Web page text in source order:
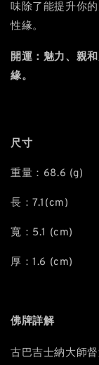
味除了能提升你
性緣。
開運： 魅力、親
緣。
尺寸
重量：68.6 (g)
長：7.1(cm)
寬：5.1 (cm)
厚：1.6 (cm)
佛牌詳解
古巴吉士納大師